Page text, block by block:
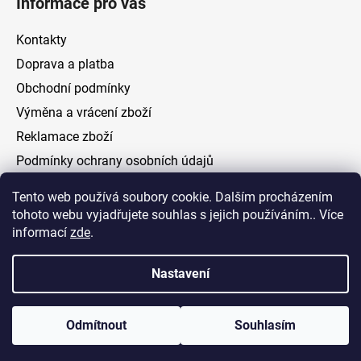
Tento web používá soubory cookie. Dalším procházením
tohoto webu vyjadřujete souhlas s jejich používáním.. Více
informací zde.
Nastavení
Odmítnout Souhlasím
Kontakty
Doprava a platba
Obchodní podmínky
Výměna a vrácení zboží
Reklamace zboží
Podmínky ochrany osobních údajů
Facebook
Vytvořil Shoptet
Copyright 2026ELOAS.cz
. Všechna práva vyhrazena.
Upravit nastavení cookies